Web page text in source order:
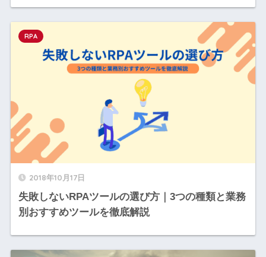
2018年10月17日
失敗しないRPAツールの選び方｜3つの種類と業務
別おすすめツールを徹底解説
RPA